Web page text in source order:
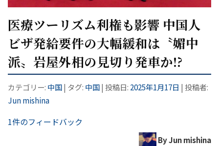
医療ツーリズム利権も影響 中国人
ビザ発給要件の大幅緩和は〝媚中
派〟岩屋外相の見切り発車か!?
カテゴリー: 中国| タグ: 中国| 投稿日: 2025年1月17日 | 投稿者:
Jun mishina
1件のフィードバック
By Jun mishina